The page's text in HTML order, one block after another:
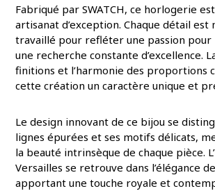
Fabriqué par SWATCH, ce horlogerie
artisanat d’exception. Chaque détail
travaillé pour refléter une passion
une recherche constante d’excellence.
finitions et l’harmonie des proportions
cette création un caractère unique et
Le design innovant de ce bijou se
lignes épurées et ses motifs délicats,
la beauté intrinsèque de chaque pièce.
Versailles se retrouve dans l’élégance
apportant une touche royale et